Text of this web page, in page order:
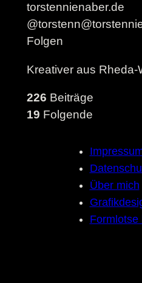
torstennienaber.de
Folgen
Kreativer aus Rheda-
226 Beiträge
19 Folgende
Über mich
Formlotse